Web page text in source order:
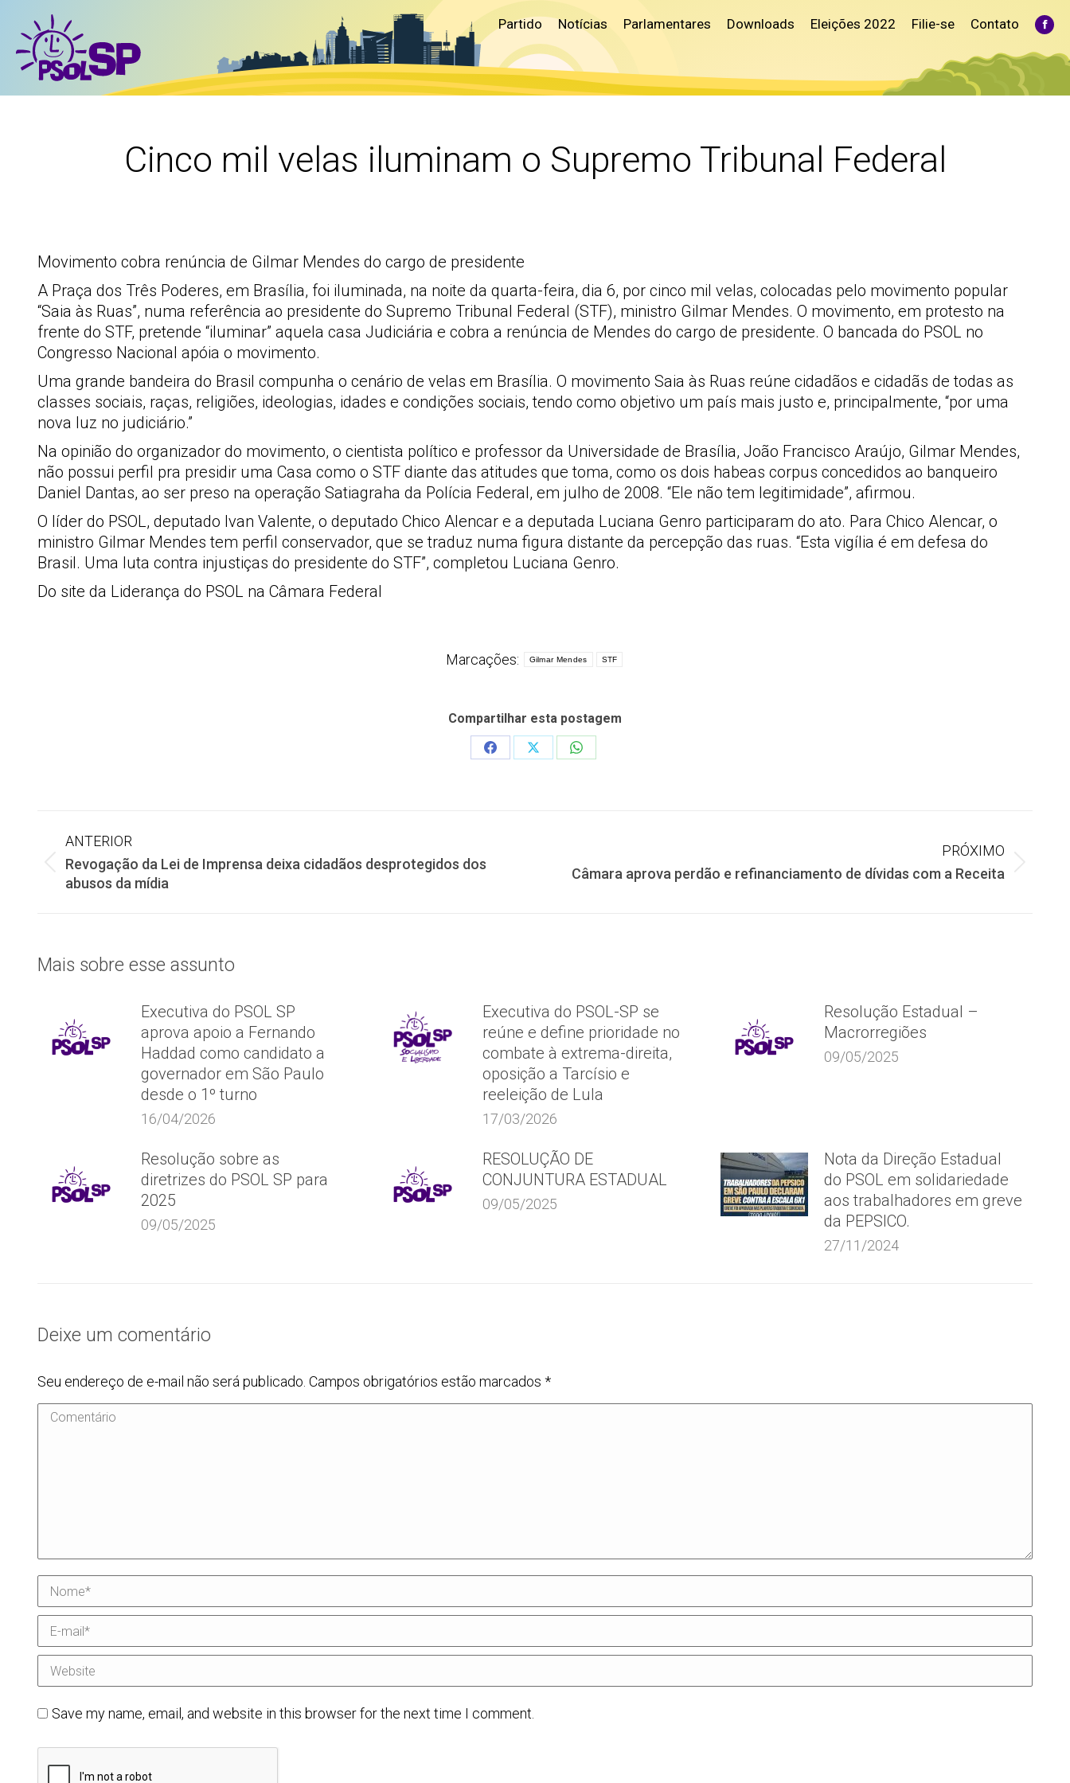
Partido Notícias Parlamentares Downloads Eleições 2022 Filie-se Contato
Cinco mil velas iluminam o Supremo Tribunal Federal
Movimento cobra renúncia de Gilmar Mendes do cargo de presidente
A Praça dos Três Poderes, em Brasília, foi iluminada, na noite da quarta-feira, dia 6, por cinco mil velas, colocadas pelo movimento popular
“Saia às Ruas”, numa referência ao presidente do Supremo Tribunal Federal (STF), ministro Gilmar Mendes. O movimento, em protesto na
frente do STF, pretende “iluminar” aquela casa Judiciária e cobra a renúncia de Mendes do cargo de presidente. O bancada do PSOL no
Congresso Nacional apóia o movimento.
Uma grande bandeira do Brasil compunha o cenário de velas em Brasília. O movimento Saia às Ruas reúne cidadãos e cidadãs de todas as
classes sociais, raças, religiões, ideologias, idades e condições sociais, tendo como objetivo um país mais justo e, principalmente, “por uma
nova luz no judiciário.”
Na opinião do organizador do movimento, o cientista político e professor da Universidade de Brasília, João Francisco Araújo, Gilmar Mendes,
não possui perfil pra presidir uma Casa como o STF diante das atitudes que toma, como os dois habeas corpus concedidos ao banqueiro
Daniel Dantas, ao ser preso na operação Satiagraha da Polícia Federal, em julho de 2008. “Ele não tem legitimidade”, afirmou.
O líder do PSOL, deputado Ivan Valente, o deputado Chico Alencar e a deputada Luciana Genro participaram do ato. Para Chico Alencar, o
ministro Gilmar Mendes tem perfil conservador, que se traduz numa figura distante da percepção das ruas. “Esta vigília é em defesa do
Brasil. Uma luta contra injustiças do presidente do STF”, completou Luciana Genro.
Do site da Liderança do PSOL na Câmara Federal
Marcações: Gilmar Mendes STF
Compartilhar esta postagem
Share
Share
Share
Navegação
de
ANTERIOR
Post
anterior:
Revogação da Lei de Imprensa deixa cidadãos desprotegidos dos
abusos da mídia
PRÓXIMO
Próximo
Câmara aprova perdão e refinanciamento de dívidas com a Receita
Mais sobre esse assunto
Executiva do PSOL SP
aprova apoio a Fernando
Haddad como candidato a
governador em São Paulo
desde o 1º turno
16/04/2026
Executiva do PSOL-SP se
reúne e define prioridade no
combate à extrema-direita,
oposição a Tarcísio e
reeleição de Lula
17/03/2026
Resolução Estadual –
Macrorregiões
09/05/2025
Resolução sobre as
diretrizes do PSOL SP para
2025
09/05/2025
RESOLUÇÃO DE
CONJUNTURA ESTADUAL
09/05/2025
Nota da Direção Estadual
do PSOL em solidariedade
aos trabalhadores em greve
da PEPSICO.
27/11/2024
Deixe um comentário
Seu endereço de e-mail não será publicado. Campos obrigatórios estão marcados *
Comentário
Nome *
E-mail *
Website
Save my name, email, and website in this browser for the next time I comment.